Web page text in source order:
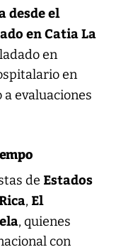
desde el
en Catia La
en
en
a evaluaciones
de Estados
, El
, quienes
con